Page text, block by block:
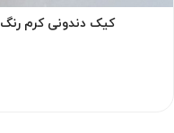
کیک دندونی کرم رنگ